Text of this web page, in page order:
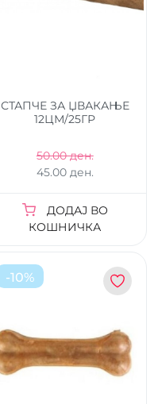
СТАПЧЕ ЗА ЏВАКАЊЕ
12ЦМ/25ГР
50.00 ден.
45.00 ден.
ДОДАЈ ВО
КОШНИЧКА
-10%